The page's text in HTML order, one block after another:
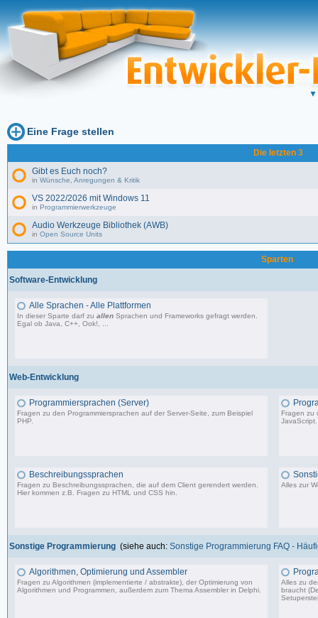
Eine Frage stellen
Die letzten 3
Gibt es Euch noch?
in Wünsche, Anregungen & Kritik
VS 2022/2026 mit Windows 11
in Programmierwerkzeuge
Audio Werkzeuge Bibliothek (AWB)
in Open Source Units
Sparten
Software-Entwicklung
Alle Sprachen - Alle Plattformen
In dieser Sparte darf zuallen Sprachen und Frameworks gefragt werden.
Egal ob Java, C++, Ook!, ...
Web-Entwicklung
Programmiersprachen (Server)
Fragen zu den Programmiersprachen auf der Server-Seite, zum Beispiel
PHP.
Fragen zu
JavaScript.
Beschreibungssprachen
Fragen zu Beschreibungssprachen, die auf dem Client gerendert werden.
Hier kommen z.B. Fragen zu HTML und CSS hin.
Alles zur
Sonstige Programmierung (siehe auch: Sonstige Programmierung FAQ -
Algorithmen, Optimierung und Assembler
Fragen zu Algorithmen (implementierte / abstrakte), der Optimierung von
Algorithmen und Programmen, außerdem zum Thema Assembler in Delphi.
Alles zu
braucht